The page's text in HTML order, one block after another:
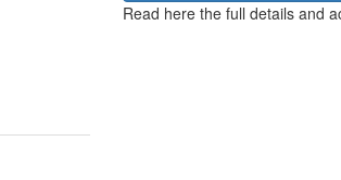
Read here the full details and